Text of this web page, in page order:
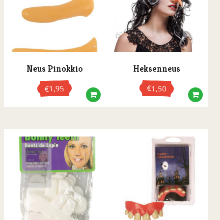
Paraplu's
Partylenzen
Riemen
Ringen
Rookwaren
Scepters / Wandelstokken
Neus Pinokkio
€1,95
Heksenneus
€1,50